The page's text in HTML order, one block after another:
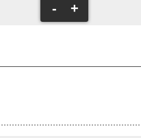
- +